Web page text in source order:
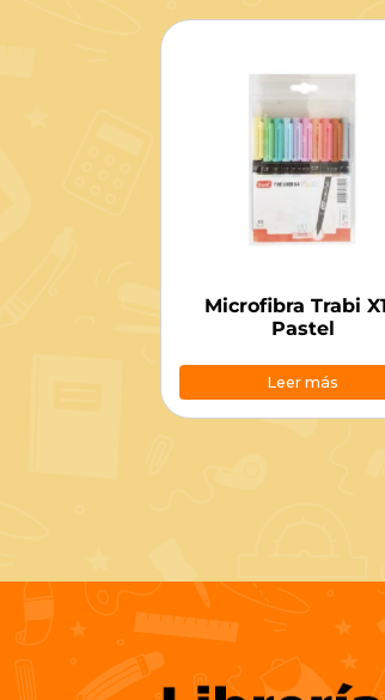
Microfibra Trabi
Pastel
Leer más